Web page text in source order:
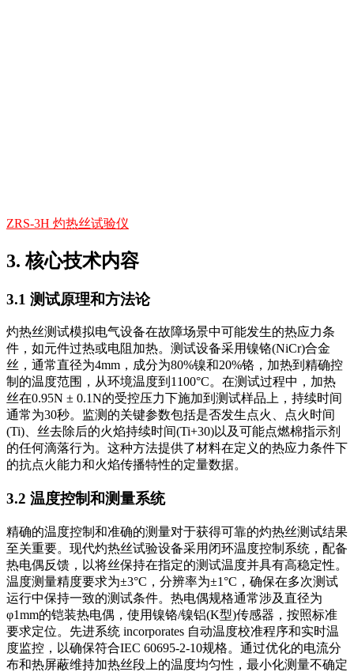
ZRS-3H 灼热丝试验仪
3. 核心技术内容
3.1 测试原理和方法论
灼热丝测试模拟电气设备在故障场景中可能发生的热应力条
件，如元件过热或电阻加热。测试设备采用镍铬(NiCr)合金
丝，通常直径为4mm，成分为80%镍和20%铬，加热到精确控
制的温度范围，从环境温度到1100°C。在测试过程中，加热
丝在0.95N ± 0.1N的受控压力下施加到测试样品上，持续时间
通常为30秒。监测的关键参数包括是否发生点火、点火时间
(Ti)、丝去除后的火焰持续时间(Ti+30)以及可能点燃棉指示剂
的任何滴落行为。这种方法提供了材料在定义的热应力条件下
的抗点火能力和火焰传播特性的定量数据。
3.2 温度控制和测量系统
精确的温度控制和准确的测量对于获得可靠的灼热丝测试结果
至关重要。现代灼热丝试验设备采用闭环温度控制系统，配备
热电偶反馈，以将丝保持在指定的测试温度并具有高稳定性。
温度测量精度要求为±3°C，分辨率为±1°C，确保在多次测试
运行中保持一致的测试条件。热电偶规格通常涉及直径为
φ1mm的铠装热电偶，使用镍铬/镍铝(K型)传感器，按照标准
要求定位。先进系统 incorporates 自动温度校准程序和实时温
度监控，以确保符合IEC 60695-2-10规格。通过优化的电流分
布和热屏蔽维持加热丝段上的温度均匀性，最小化测量不确定